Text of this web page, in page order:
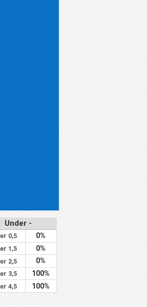
Under -
0,5 0%
1,5 0%
2,5 0%
3,5 100%
4,5 100%